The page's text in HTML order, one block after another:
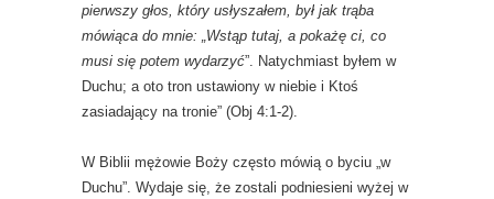
pierwszy głos, który usłyszałem, był jak trąba
mówiąca do mnie: „Wstąp tutaj, a pokażę ci, co
musi się potem wydarzyć”. Natychmiast byłem w
Duchu; a oto tron ustawiony w niebie i Ktoś
zasiadający na tronie” (Obj 4:1-2).
W Biblii mężowie Boży często mówią o byciu „w
Duchu”. Wydaje się, że zostali podniesieni wyżej w